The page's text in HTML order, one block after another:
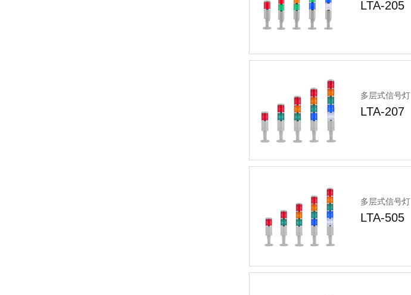
LTA-205
多层式信号灯
LTA-207
多层式信号灯
LTA-505